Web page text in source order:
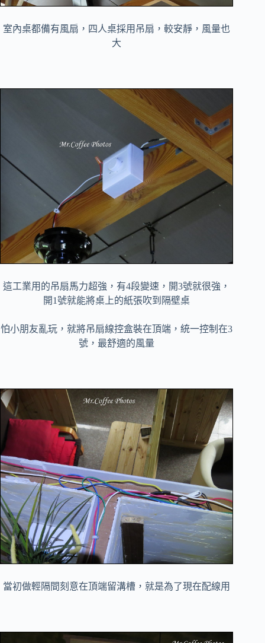
室內桌都備有風扇，四人桌採用吊扇，較安靜，風量也
大
這工業用的吊扇馬力超強，有4段變速，開3號就很強，
開1號就能將桌上的紙張吹到隔壁桌
怕小朋友亂玩，就將吊扇線控盒裝在頂端，統一控制在3
號，最舒適的風量
當初做輕隔間刻意在頂端留溝槽，就是為了現在配線用